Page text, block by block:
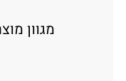
מגוון